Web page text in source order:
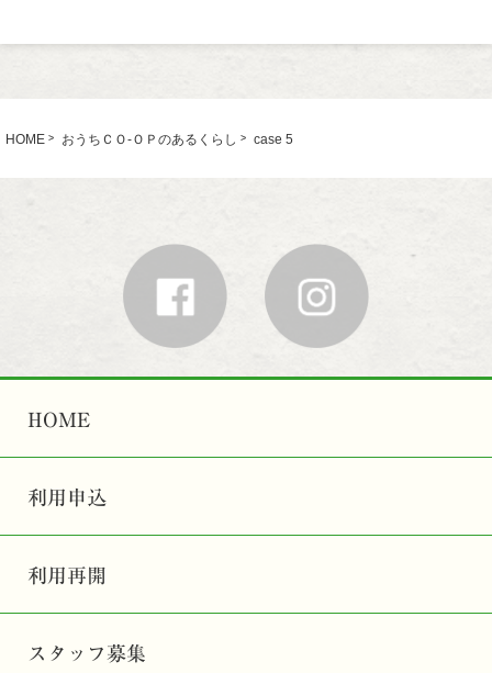
HOME おうちＣＯ-ＯＰのあるくらし case 5
HOME
利用申込
利用再開
スタッフ募集